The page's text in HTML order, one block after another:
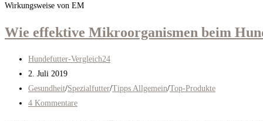
durchsuchen
Wirkungsweise von EM
Wie effektive Mikroorganismen beim
Beitrags-
Autor:
Hundefutter-Vergleich24
Beitrag
veröffentlicht:
2. Juli 2019
Beitrags-
Kategorie:
Gesundheit/Spezialfutter/Tipps Allgemein/Top-Produkte
Beitrags-
4 Kommentare